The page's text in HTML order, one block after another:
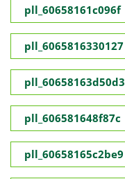
pll_60658161c096f
pll_6065816330127
pll_60658163d50d3
pll_606581648f87c
pll_60658165c2be9